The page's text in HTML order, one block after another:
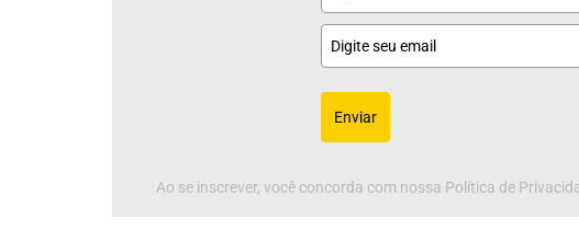
Enviar
Ao se inscrever, você concorda com nossa Política de